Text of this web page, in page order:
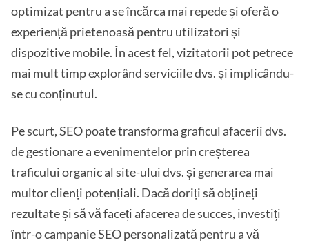
optimizat pentru a se încărca mai repede și oferă o
experiență prietenoasă pentru utilizatori și
dispozitive mobile. În acest fel, vizitatorii pot petrece
mai mult timp explorând serviciile dvs. și implicându-
se cu conținutul.
Pe scurt, SEO poate transforma graficul afacerii dvs.
de gestionare a evenimentelor prin creșterea
traficului organic al site-ului dvs. și generarea mai
multor clienți potențiali. Dacă doriți să obțineți
rezultate și să vă faceți afacerea de succes, investiți
într-o campanie SEO personalizată pentru a vă